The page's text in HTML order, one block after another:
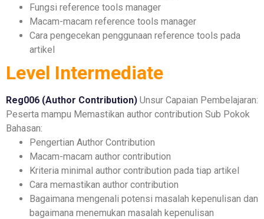
Fungsi reference tools manager
Macam-macam reference tools manager
Cara pengecekan penggunaan reference tools pada
artikel
Level Intermediate
Reg006 (Author Contribution) Unsur Capaian Pembelajaran:
Peserta mampu Memastikan author contribution Sub Pokok
Bahasan:
Pengertian Author Contribution
Macam-macam author contribution
Kriteria minimal author contribution pada tiap artikel
Cara memastikan author contribution
Bagaimana mengenali potensi masalah kepenulisan dan
bagaimana menemukan masalah kepenulisan